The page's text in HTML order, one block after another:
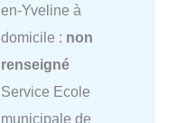
en-Yveline à
domicile : non
renseigné
Service Ecole
municipale de